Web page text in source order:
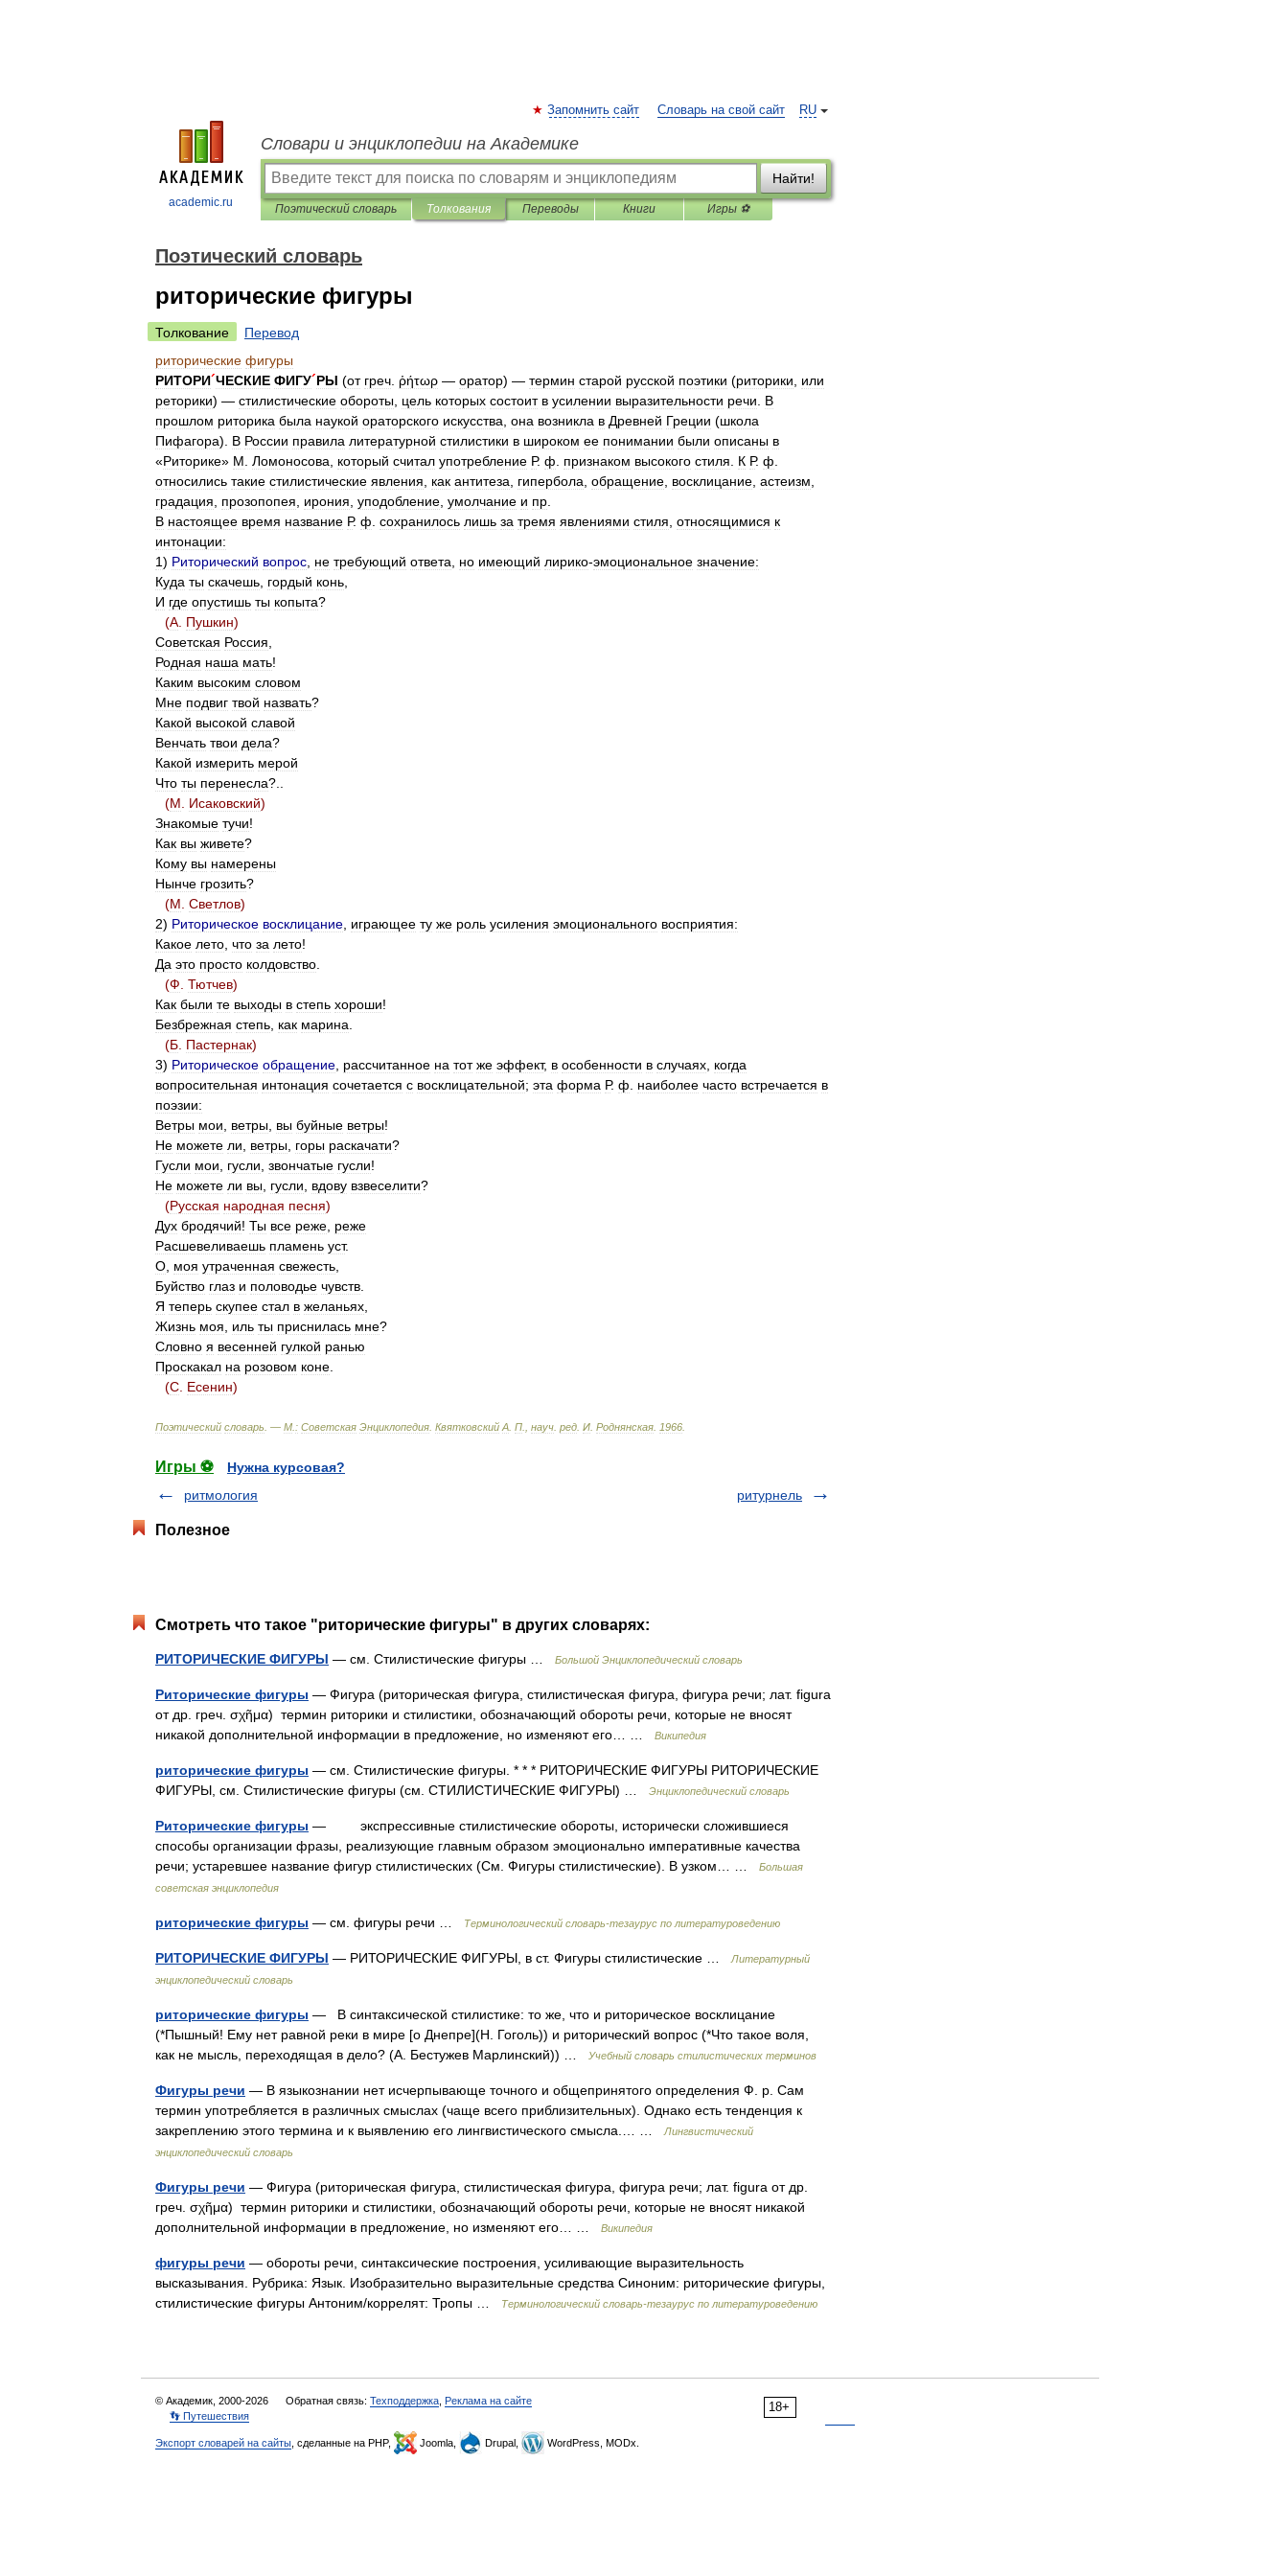
academic.ru
RU
Запомнить сайт Словарь на свой сайт
Словари и энциклопедии на Академике
Найти!
Поэтический словарь Толкования Переводы Книги Игры ⚽
Поэтический словарь
риторические фигуры
Толкование
Перевод
риторические фигуры
РИТОРИ´ЧЕСКИЕ ФИГУ´РЫ (от греч ῥήτωρ — оратор) — термин старой русской поэтики (риторики
или
реторики) — стилистические обороты цель которых состоит в усилении выразительности речи
В
прошлом риторика была наукой ораторского искусства она возникла в Древней Греции (школа
Пифагора). В России правила литературной стилистики в широком ее понимании были описаны в
«Риторике» М Ломоносова который считал употребление Р. ф признаком высокого стиля К Р. ф
относились такие стилистические явления как антитеза гипербола обращение восклицание астеизм
градация
прозопопея ирония уподобление умолчание и пр
В настоящее время название Р. ф сохранилось лишь за тремя явлениями стиля относящимися к
интонации:
1) Риторический вопрос не требующий ответа но имеющий лирико-эмоциональное значение:
Куда ты скачешь гордый конь
И где опустишь ты копыта?
(А Пушкин)
Советская Россия
Родная наша мать!
Каким высоким словом
Мне подвиг твой назвать?
Какой высокой славой
Венчать твои дела?
Какой измерить мерой
Что ты перенесла?..
(М Исаковский)
Знакомые тучи!
Как вы живете?
Кому вы намерены
Нынче грозить?
(М Светлов)
2) Риторическое восклицание играющее ту же роль усиления эмоционального восприятия:
Какое лето что за лето!
Да это просто колдовство
(Ф Тютчев)
Как были те выходы в степь хороши!
Безбрежная степь как марина
(Б Пастернак)
3) Риторическое обращение рассчитанное на тот же эффект, в особенности в случаях когда
вопросительная интонация сочетается с восклицательной; эта форма Р. ф наиболее часто встречается в
поэзии:
Ветры мои ветры вы буйные ветры!
Не можете ли ветры горы раскачати?
Гусли мои гусли звончатые гусли!
Не можете ли вы гусли вдову взвеселити?
(Русская народная песня)
Дух бродячий! Ты все реже реже
Расшевеливаешь пламень уст.
О моя утраченная свежесть
Буйство глаз и половодье чувств
Я теперь скупее стал в желаньях
Жизнь моя иль ты приснилась мне?
Словно я весенней гулкой ранью
Проскакал на розовом коне
(С Есенин)
Поэтический словарь . — М : Советская Энциклопедия Квятковский А П науч ред И Роднянская 1966
Игры ⚽
Нужна курсовая?
ритмология
ритурнель
Полезное
Смотреть что такое "риторические фигуры" в других словарях:
РИТОРИЧЕСКИЕ ФИГУРЫ — см. Стилистические фигуры … Большой Энциклопедический словарь
Риторические фигуры — Фигура (риторическая фигура, стилистическая фигура, фигура речи; лат. figura
от др. греч. σχῆμα) термин риторики и стилистики, обозначающий обороты речи, которые не вносят
никакой дополнительной информации в предложение, но изменяют его… …
Википедия
риторические фигуры — см. Стилистические фигуры. * * * РИТОРИЧЕСКИЕ ФИГУРЫ РИТОРИЧЕСКИЕ
ФИГУРЫ, см. Стилистические фигуры (см. СТИЛИСТИЧЕСКИЕ ФИГУРЫ) …
Энциклопедический словарь
Риторические фигуры — экспрессивные стилистические обороты, исторически сложившиеся
способы организации фразы, реализующие главным образом эмоционально императивные качества
речи; устаревшее название фигур стилистических (См. Фигуры стилистические). В узком… …
Большая
советская энциклопедия
риторические фигуры — см. фигуры речи … Терминологический словарь-тезаурус по литературоведению
РИТОРИЧЕСКИЕ ФИГУРЫ — РИТОРИЧЕСКИЕ ФИГУРЫ, в ст. Фигуры стилистические …
Литературный
энциклопедический словарь
риторические фигуры — В синтаксической стилистике: то же, что и риторическое восклицание
(*Пышный! Ему нет равной реки в мире [о Днепре](Н. Гоголь)) и риторический вопрос (*Что такое воля,
как не мысль, переходящая в дело? (А. Бестужев Марлинский)) …
Учебный словарь стилистических терминов
Фигуры речи — В языкознании нет исчерпывающе точного и общепринятого определения Ф. р. Сам
термин употребляется в различных смыслах (чаще всего приблизительных). Однако есть тенденция к
закреплению этого термина и к выявлению его лингвистического смысла.… …
Лингвистический
энциклопедический словарь
Фигуры речи — Фигура (риторическая фигура, стилистическая фигура, фигура речи; лат. figura от др.
греч. σχῆμα) термин риторики и стилистики, обозначающий обороты речи, которые не вносят никакой
дополнительной информации в предложение, но изменяют его… …
Википедия
фигуры речи — обороты речи, синтаксические построения, усиливающие выразительность
высказывания. Рубрика: Язык. Изобразительно выразительные средства Синоним: риторические фигуры,
стилистические фигуры Антоним/коррелят: Тропы …
Терминологический словарь-тезаурус по литературоведению
18+
© Академик, 2000-2026 Обратная связь: Техподдержка Реклама на сайте
👣 Путешествия
Экспорт словарей на сайты , сделанные на PHP, Joomla, Drupal, WordPress, MODx.